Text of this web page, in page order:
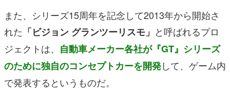
また、シリーズ15周年を記念して2013年から開始さ
れた 「ビジョン グランツーリスモ」 と呼ばれるプロ
ジェクトは、 自動車メーカー各社が『GT』シリーズ
のために独自のコンセプトカーを開発して、ゲーム内
で発表するというものだ。